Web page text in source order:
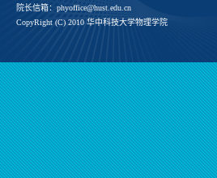
院长信箱：phyoffice@hust.edu.cn
CopyRight (C) 2010 华中科技大学物理学院